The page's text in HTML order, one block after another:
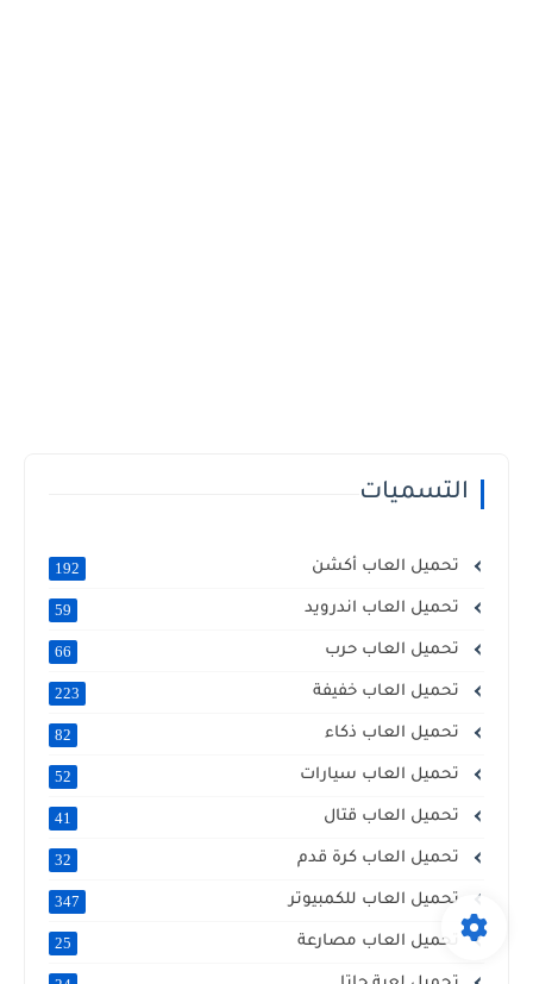
التسميات
تحميل العاب أكشن 192
تحميل العاب اندرويد 59
تحميل العاب حرب 66
تحميل العاب خفيفة 223
تحميل العاب ذكاء 82
تحميل العاب سيارات 52
تحميل العاب قتال 41
تحميل العاب كرة قدم 32
تحميل العاب للكمبيوتر 347
تحميل العاب مصارعة 25